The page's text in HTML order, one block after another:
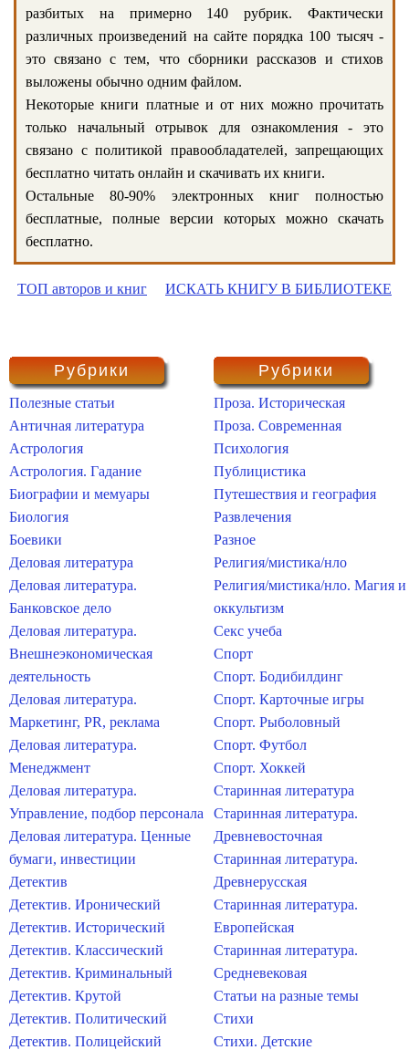
разбитых на примерно 140 рубрик. Фактически
различных произведений на сайте порядка 100 тысяч -
это связано с тем, что сборники рассказов и стихов
выложены обычно одним файлом.
Некоторые книги платные и от них можно прочитать
только начальный отрывок для ознакомления - это
связано с политикой правообладателей, запрещающих
бесплатно читать онлайн и скачивать их книги.
Остальные 80-90% электронных книг полностью
бесплатные, полные версии которых можно скачать
бесплатно.
ТОП авторов и книг ИСКАТЬ КНИГУ В БИБЛИОТЕКЕ
Рубрики
Полезные статьи
Античная литература
Астрология
Астрология. Гадание
Биографии и мемуары
Биология
Боевики
Деловая литература
Деловая литература.
Банковское дело
Деловая литература.
Внешнеэкономическая
деятельность
Деловая литература.
Маркетинг, PR, реклама
Деловая литература.
Менеджмент
Деловая литература.
Управление, подбор персонала
Деловая литература. Ценные
бумаги, инвестиции
Детектив
Детектив. Иронический
Детектив. Исторический
Детектив. Классический
Детектив. Криминальный
Детектив. Крутой
Детектив. Политический
Детектив. Полицейский
Рубрики
Проза. Историческая
Проза. Современная
Психология
Публицистика
Путешествия и география
Развлечения
Разное
Религия/мистика/нло
Религия/мистика/нло. Магия и
оккультизм
Секс учеба
Спорт
Спорт. Бодибилдинг
Спорт. Карточные игры
Спорт. Рыболовный
Спорт. Футбол
Спорт. Хоккей
Старинная литература
Старинная литература.
Древневосточная
Старинная литература.
Древнерусская
Старинная литература.
Европейская
Старинная литература.
Средневековая
Статьи на разные темы
Стихи
Стихи. Детские